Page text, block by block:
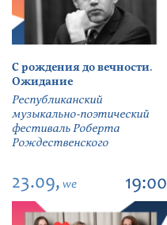
С рождения до вечности.
Ожидание
Республиканский
музыкально-поэтический
фестиваль Роберта
Рождественского
23.09, we 19:00